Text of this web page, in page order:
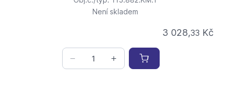
Není skladem
3 028,33 Kč